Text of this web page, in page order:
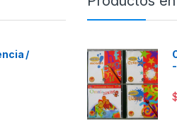
/
$